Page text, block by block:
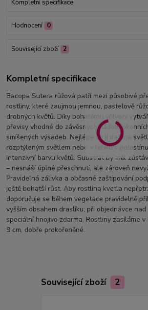
Kompletní specifikace
Hodnocení 0
Související zboží 2
Kompletní specifikace
Bacopa Sutera růžová patří mezi působivé
rostliny, které zaujmou jemnou, pastelově
drobných květů. Díky bohatému větvení
převisy vhodné do závěsných nádob,
smíšených výsadeb. Nejlépe se jí daří na
rozptýleným světlem nebo v lehkém
intenzivní barvu květů. Substrát by měl
– nesnáší úplné přeschnutí, ale zároveň
Pravidelná zálivka a občasné zaštipování
ještě bohatší růst. Aby rostlina kvetla
doporučuje se během vegetace pravidelně
vyšším obsahem draslíku; při objednávce nad
speciální hnojivo zdarma. Rostliny zasíláme v
9 cm, dobře prokořeněné.
Související zboží 2